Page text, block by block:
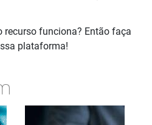
recurso funciona? Então faça
plataforma!